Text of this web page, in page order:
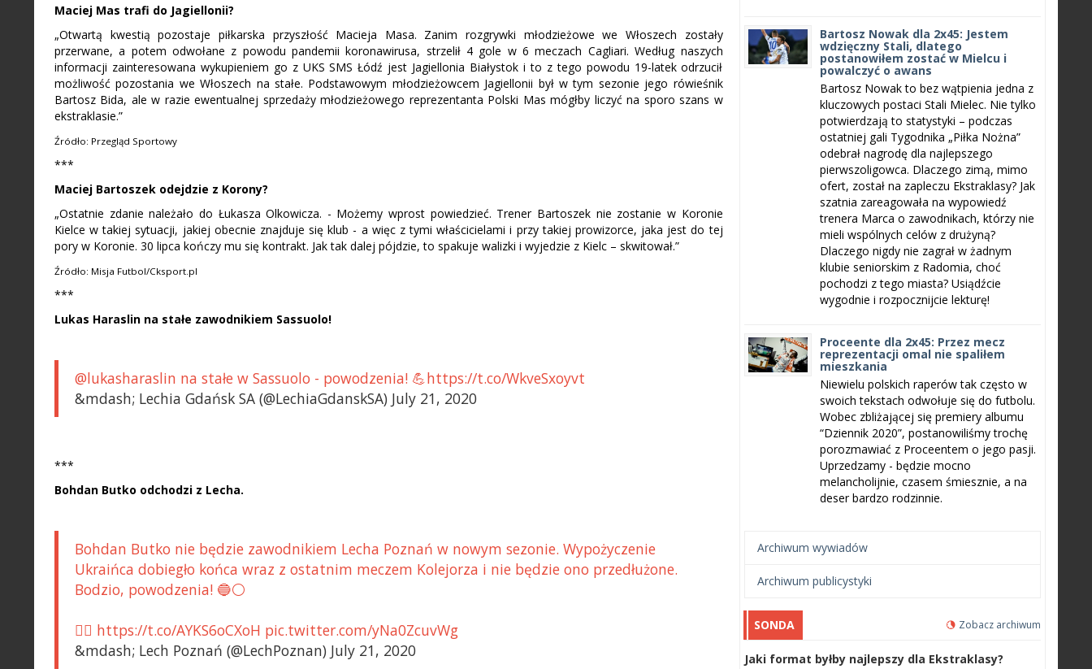
Maciej Mas trafi do Jagiellonii?
„Otwartą kwestią pozostaje piłkarska przyszłość Macieja Masa. Zanim rozgrywki młodzieżowe we Włoszech zostały
przerwane, a potem odwołane z powodu pandemii koronawirusa, strzelił 4 gole w 6 meczach Cagliari. Według naszych
informacji zainteresowana wykupieniem go z UKS SMS Łódź jest Jagiellonia Białystok i to z tego powodu 19-latek odrzucił
możliwość pozostania we Włoszech na stałe. Podstawowym młodzieżowcem Jagiellonii był w tym sezonie jego rówieśnik
Bartosz Bida, ale w razie ewentualnej sprzedaży młodzieżowego reprezentanta Polski Mas mógłby liczyć na sporo szans w
ekstraklasie.”
Źródło: Przegląd Sportowy
***
Maciej Bartoszek odejdzie z Korony?
„Ostatnie zdanie należało do Łukasza Olkowicza. - Możemy wprost powiedzieć. Trener Bartoszek nie zostanie w Koronie
Kielce w takiej sytuacji, jakiej obecnie znajduje się klub - a więc z tymi właścicielami i przy takiej prowizorce, jaka jest do tej
pory w Koronie. 30 lipca kończy mu się kontrakt. Jak tak dalej pójdzie, to spakuje walizki i wyjedzie z Kielc – skwitował.”
Źródło: Misja Futbol/Cksport.pl
***
Lukas Haraslin na stałe zawodnikiem Sassuolo!
@lukasharaslin na stałe w Sassuolo - powodzenia! 💪https://t.co/WkveSxoyvt
&mdash; Lechia Gdańsk SA (@LechiaGdanskSA) July 21, 2020
***
Bohdan Butko odchodzi z Lecha.
Bohdan Butko nie będzie zawodnikiem Lecha Poznań w nowym sezonie. Wypożyczenie
Ukraińca dobiegło końca wraz z ostatnim meczem Kolejorza i nie będzie ono przedłużone.
Bodzio, powodzenia! 🔵⚪️
👉🏼 https://t.co/AYKS6oCXoH pic.twitter.com/yNa0ZcuvWg
&mdash; Lech Poznań (@LechPoznan) July 21, 2020
Bartosz Nowak dla 2x45: Jestem
wdzięczny Stali, dlatego
postanowiłem zostać w Mielcu i
powalczyć o awans
Bartosz Nowak to bez wątpienia jedna z
kluczowych postaci Stali Mielec. Nie tylko
potwierdzają to statystyki – podczas
ostatniej gali Tygodnika „Piłka Nożna”
odebrał nagrodę dla najlepszego
pierwszoligowca. Dlaczego zimą, mimo
ofert, został na zapleczu Ekstraklasy? Jak
szatnia zareagowała na wypowiedź
trenera Marca o zawodnikach, którzy nie
mieli wspólnych celów z drużyną?
Dlaczego nigdy nie zagrał w żadnym
klubie seniorskim z Radomia, choć
pochodzi z tego miasta? Usiądźcie
wygodnie i rozpocznijcie lekturę!
Proceente dla 2x45: Przez mecz
reprezentacji omal nie spaliłem
mieszkania
Niewielu polskich raperów tak często w
swoich tekstach odwołuje się do futbolu.
Wobec zbliżającej się premiery albumu
“Dziennik 2020”, postanowiliśmy trochę
porozmawiać z Proceentem o jego pasji.
Uprzedzamy - będzie mocno
melancholijnie, czasem śmiesznie, a na
deser bardzo rodzinnie.
Archiwum wywiadów
Archiwum publicystyki
SONDA Zobacz archiwum
Jaki format byłby najlepszy dla Ekstraklasy?